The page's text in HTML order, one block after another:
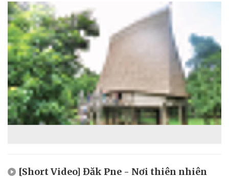
[Short Video] Đăk Pne - Nơi thiên nhiên